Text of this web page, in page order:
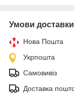
Умови доставки
Нова Пошта
Укрпошта
Самовивіз
Доставка